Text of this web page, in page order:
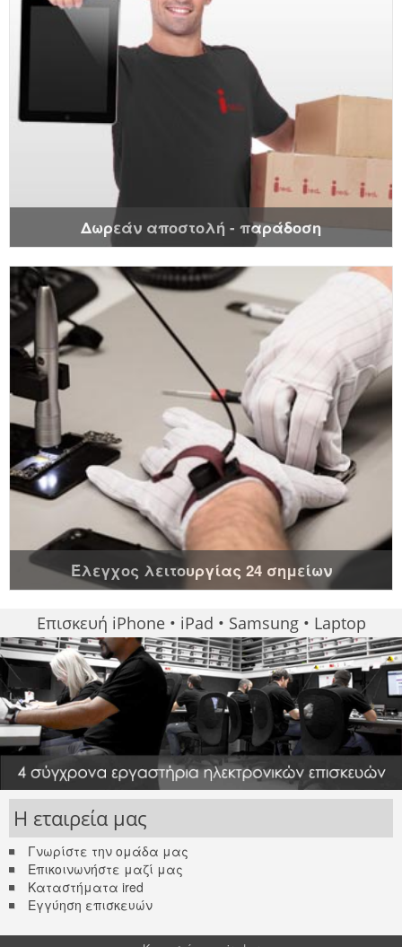
Δωρεάν αποστολή - παράδοση
Έλεγχος λειτουργίας 24 σημείων
Επισκευή iPhone • iPad • Samsung • Laptop
Η εταιρεία μας
Γνωρίστε την ομάδα μας
Επικοινωνήστε μαζί μας
Καταστήματα ired
Εγγύηση επισκευών